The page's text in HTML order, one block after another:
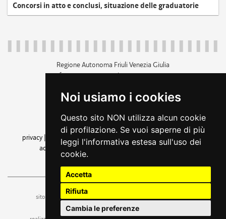
Noi usiamo i cookies
Questo sito NON utilizza alcun cookie
di profilazione. Se vuoi saperne di più
leggi l'informativa estesa sull'uso dei
cookie.
Accetta
Rifiuta
Cambia le preferenze
Concorsi in atto e conclusi, situazione delle graduatorie
Regione Autonoma Friuli Venezia Giulia
c.f. 80014930327; p.iva 00526040324
+39 040 3771111
amministrazione trasparente
privacy
cookie |note legali accessibilità
dichiarazione di
accessibilità| feedback
cambio preferenze cookie
sito a cura dell'ufficio stampa e comunicazione